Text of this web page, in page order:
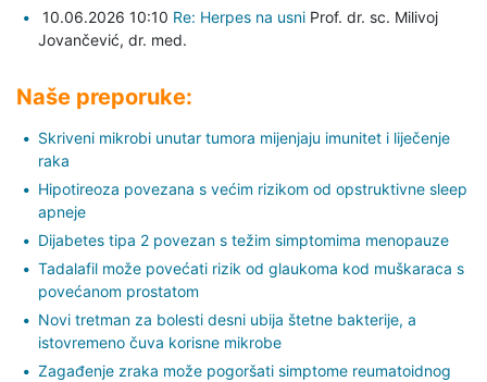
10.06.2026 10:10 Re: Herpes na usni Prof. dr. sc. Milivoj
Jovančević, dr. med.
Naše preporuke:
Skriveni mikrobi unutar tumora mijenjaju imunitet i liječenje
raka
Hipotireoza povezana s većim rizikom od opstruktivne sleep
apneje
Dijabetes tipa 2 povezan s težim simptomima menopauze
Tadalafil može povećati rizik od glaukoma kod muškaraca s
povećanom prostatom
Novi tretman za bolesti desni ubija štetne bakterije, a
istovremeno čuva korisne mikrobe
Zagađenje zraka može pogoršati simptome reumatoidnog